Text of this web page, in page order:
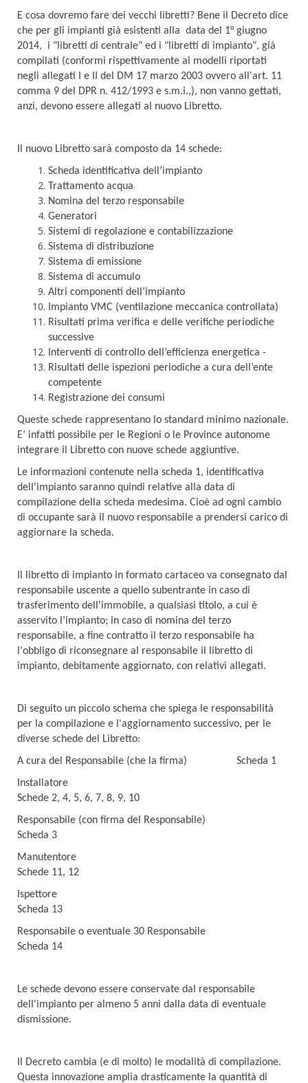
E cosa dovremo fare dei vecchi libretti? Bene il Decreto dice
che per gli impianti già esistenti alla data del 1° giugno
2014, i "libretti di centrale" ed i "libretti di impianto", già
compilati (conformi rispettivamente ai modelli riportati
negli allegati I e II del DM 17 marzo 2003 ovvero all'art. 11
comma 9 del DPR n. 412/1993 e s.m.i.,), non vanno gettati,
anzi, devono essere allegati al nuovo Libretto.
Il nuovo Libretto sarà composto da 14 schede:
Scheda identificativa dell’impianto
Trattamento acqua
Nomina del terzo responsabile
Generatori
Sistemi di regolazione e contabilizzazione
Sistema di distribuzione
Sistema di emissione
Sistema di accumulo
Altri componenti dell’impianto
Impianto VMC (ventilazione meccanica controllata)
Risultati prima verifica e delle verifiche periodiche
successive
Interventi di controllo dell’efficienza energetica -
Risultati delle ispezioni periodiche a cura dell’ente
competente
Registrazione dei consumi
Queste schede rappresentano lo standard minimo nazionale.
E’ infatti possibile per le Regioni o le Province autonome
integrare il Libretto con nuove schede aggiuntive.
Le informazioni contenute nella scheda 1, identificativa
dell'impianto saranno quindi relative alla data di
compilazione della scheda medesima. Cioè ad ogni cambio
di occupante sarà il nuovo responsabile a prendersi carico di
aggiornare la scheda.
Il libretto di impianto in formato cartaceo va consegnato dal
responsabile uscente a quello subentrante in caso di
trasferimento dell'immobile, a qualsiasi titolo, a cui è
asservito l’impianto; in caso di nomina del terzo
responsabile, a fine contratto il terzo responsabile ha
l'obbligo di riconsegnare al responsabile il libretto di
impianto, debitamente aggiornato, con relativi allegati.
Di seguito un piccolo schema che spiega le responsabilità
per la compilazione e l'aggiornamento successivo, per le
diverse schede del Libretto:
A cura del Responsabile (che la firma) Scheda 1
Installatore
Schede 2, 4, 5, 6, 7, 8, 9, 10
Responsabile (con firma del Responsabile)
Scheda 3
Manutentore
Schede 11, 12
Ispettore
Scheda 13
Responsabile o eventuale 30 Responsabile
Scheda 14
Le schede devono essere conservate dal responsabile
dell'impianto per almeno 5 anni dalla data di eventuale
dismissione.
Il Decreto cambia (e di molto) le modalità di compilazione.
Questa innovazione amplia drasticamente la quantità di